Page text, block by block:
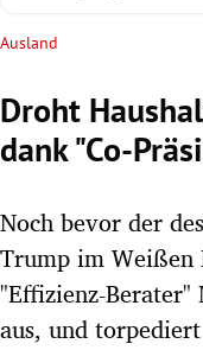
Untermenü
Untermenü
Untermenü
Untermenü
Untermenü
Untermenü
Ausland
Droht
dank "Co-
Noch bevor der
Trump im Weißen
"Effizienz-
aus, und